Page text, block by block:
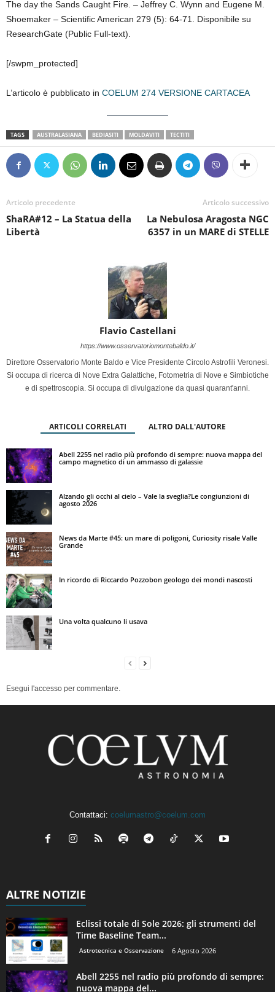
The day the Sands Caught Fire. – Jeffrey C. Wynn and Eugene M.
Shoemaker – Scientific American 279 (5): 64-71. Disponibile su
ResearchGate (Public Full-text).
[/swpm_protected]
L’articolo è pubblicato in COELUM 274 VERSIONE CARTACEA
TAGS AUSTRALASIANA BEDIASITI MOLDAVITI TECTITI
Articolo precedente
ShaRA#12 – La Statua della
Libertà
Articolo successivo
La Nebulosa Aragosta NGC
6357 in un MARE di STELLE
Flavio Castellani
https://www.osservatoriomontebaldo.it/
Direttore Osservatorio Monte Baldo e Vice Presidente Circolo Astrofili Veronesi.
Si occupa di ricerca di Nove Extra Galattiche, Fotometria di Nove e Simbiotiche
e di spettroscopia. Si occupa di divulgazione da quasi quarant'anni.
ARTICOLI CORRELATI ALTRO DALL'AUTORE
Abell 2255 nel radio più profondo di sempre: nuova mappa del
campo magnetico di un ammasso di galassie
Alzando gli occhi al cielo – Vale la sveglia?Le congiunzioni di
agosto 2026
News da Marte #45: un mare di poligoni, Curiosity risale Valle
Grande
In ricordo di Riccardo Pozzobon geologo dei mondi nascosti
Una volta qualcuno li usava
Esegui l'accesso per commentare.
Contattaci: coelumastro@coelum.com
ALTRE NOTIZIE
Eclissi totale di Sole 2026: gli strumenti del
Time Baseline Team...
Astrotecnica e Osservazione 6 Agosto 2026
Abell 2255 nel radio più profondo di sempre:
nuova mappa del...